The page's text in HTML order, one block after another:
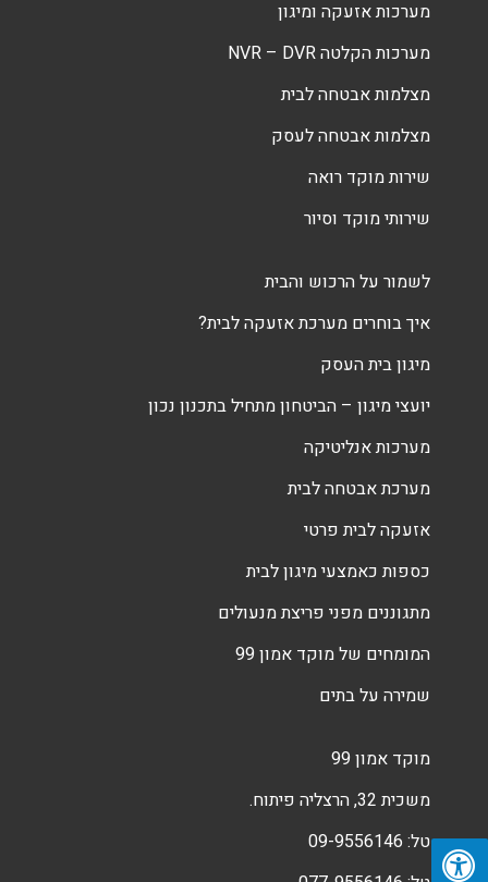
מערכות אזעקה ומיגון
מערכות הקלטה NVR – DVR
מצלמות אבטחה לבית
מצלמות אבטחה לעסק
שירות מוקד רואה
שירותי מוקד וסיור
לשמור על הרכוש והבית
איך בוחרים מערכת אזעקה לבית?
מיגון בית העסק
יועצי מיגון – הביטחון מתחיל בתכנון נכון
מערכות אנליטיקה
מערכת אבטחה לבית
אזעקה לבית פרטי
כספות כאמצעי מיגון לבית
מתגוננים מפני פריצת מנעולים
המומחים של מוקד אמון 99
שמירה על בתים
מוקד אמון 99
משכית 32, הרצליה פיתוח.
טל: 09-9556146